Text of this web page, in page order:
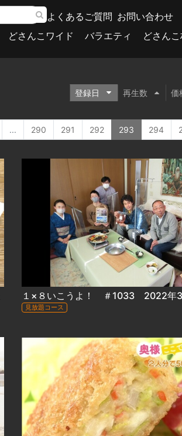
よくあるご質問 お問い合わせ
どさんこワイド バラエティ どさん
登録日 再生数 価
... 290 291 292 293 294
１×８いこうよ！ ＃1033 2022年3
見放題コース